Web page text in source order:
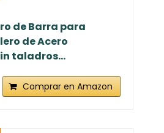
de Barra para
de Acero
taladros...
Comprar en Amazon